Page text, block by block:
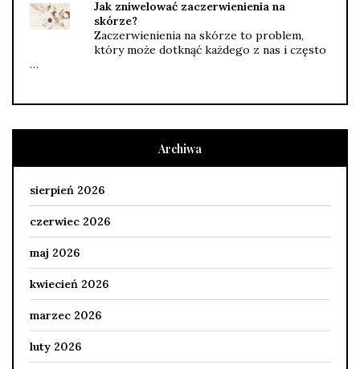
Jak zniwelować zaczerwienienia na
skórze?
Zaczerwienienia na skórze to problem,
który może dotknąć każdego z nas i często
…
Archiwa
sierpień 2026
czerwiec 2026
maj 2026
kwiecień 2026
marzec 2026
luty 2026